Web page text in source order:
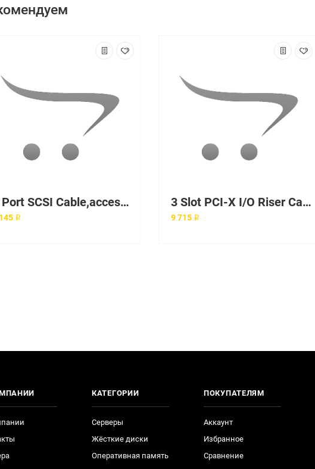
3 Port SCSI Cable,accessory
₽
3 Slot PCI-X I/O Riser Card
9 715 ₽
КАТЕГОРИИ
Серверы
Жёсткие диски
Оперативная память
ПОКУПАТЕЛЯМ
Аккаунт
Избранное
Сравнение